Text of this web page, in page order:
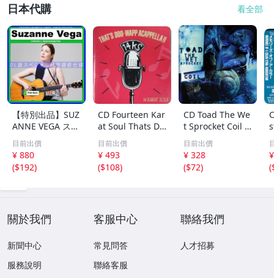
日本代購 看全部
【特別出品】SUZ
ANNE VEGA スザ
ンヌ・ヴェガ 精
選集 100歌 音楽D
L(MP3CD)☆
目前出價
¥ 880
($192)
CD Fourteen Kar
at Soul Thats Do
o-Wapp Acappel
la PCCY00374 Ca
nyon Internatio
nal /00110
目前出價
¥ 493
($108)
CD Toad The We
t Sprocket Coil C
K67862 Columbi
a /00110
目前出價
¥ 328
($72)
(
關於我們
新聞中心
服務說明
客服中心
常見問答
聯絡客服
聯絡我們
人才招募